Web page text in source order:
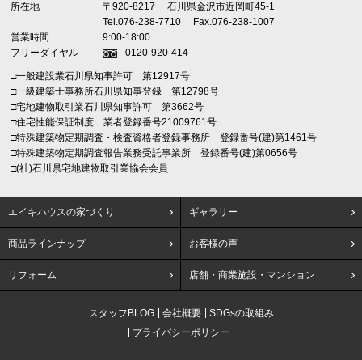
所在地 〒920-8217
石川県金沢市近岡町45-1
Tel.076-238-7710
Fax.076-238-1007
営業時間
9:00-18:00
フリーダイヤル
0120-920-414
□一般建設業石川県知事許可 第12917号
□一級建築士事務所石川県知事登録 第12798号
□宅地建物取引業石川県知事許可 第3662号
□住宅性能保証制度 業者登録番号21009761号
□特殊建築物定期調査・検査資格者登録事務所 登録番号(建)第1461号
□特殊建築物定期調査報告業務受託事業所 登録番号(建)第0656号
□(社)石川県宅地建物取引業協会会員
エイキハウスの家づくり ギャラリー
商品ラインナップ お客様の声
リフォーム 店舗・商業施設・マンション
スタッフBLOG 会社概要
SDGsの取組み
プライバシーポリシー